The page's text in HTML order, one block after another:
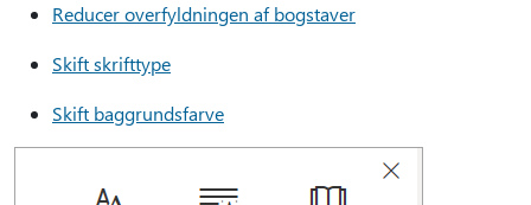
Reducer overfyldningen af bogstaver
Skift skrifttype
Skift baggrundsfarve